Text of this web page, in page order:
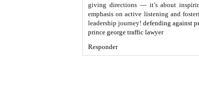
giving directions — it’s about
emphasis on active listening and
leadership journey! defending against
prince george traffic lawyer
Responder